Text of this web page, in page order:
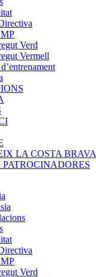
Verd
Vermell
LA COSTA BRAVA
PATROCINADORES
Verd